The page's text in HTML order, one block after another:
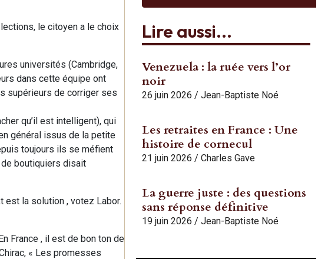
le citoyen a le choix
universités (Cambridge,
dans cette équipe ont
supérieurs de corriger ses
qu’il est intelligent), qui
général issus de la petite
toujours ils se méfient
de boutiquiers disait
est la solution , votez Labor.
France , il est de bon ton de
« Les promesses
Lire aussi...
Venezuela : la ruée vers l’or
noir
26 juin 2026 / Jean-Baptiste Noé
Les retraites en France : Une
histoire de cornecul
21 juin 2026 / Charles Gave
La guerre juste : des questions
sans réponse définitive
19 juin 2026 / Jean-Baptiste Noé